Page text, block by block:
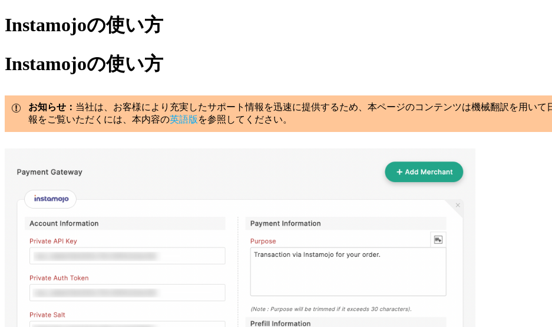
Instamojoの使い方
Instamojoの使い方
お知らせ： 当社は、お客様により充実したサポート情報を迅速に提供するため、本ページのコンテンツは機械翻訳を用い
報をご覧いただくには、本内容の英語版 を参照してください。